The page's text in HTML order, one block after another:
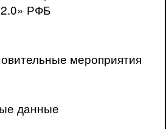
РФБ
мероприятия
данные